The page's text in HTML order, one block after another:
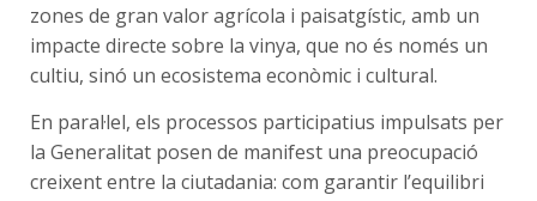
zones de gran valor agrícola i paisatgístic, amb un
impacte directe sobre la vinya, que no és només un
cultiu, sinó un ecosistema econòmic i cultural.
En paral·lel, els processos participatius impulsats per
la Generalitat posen de manifest una preocupació
creixent entre la ciutadania: com garantir l’equilibri